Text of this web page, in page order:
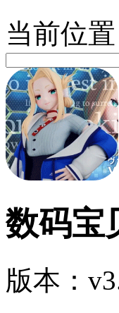
当前位置
数码宝
版本：